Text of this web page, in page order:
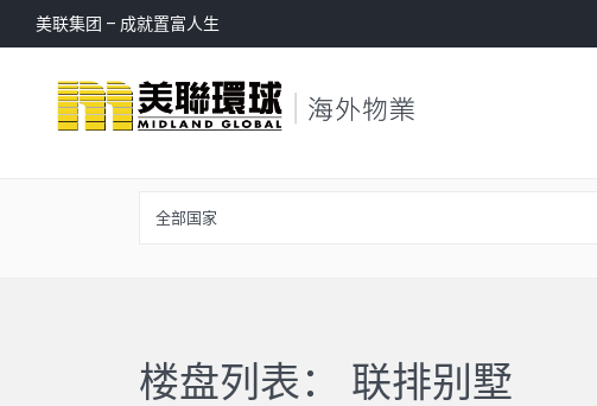
美联集团 – 成就置富人生
全部国家
楼盘列表： 联排别墅